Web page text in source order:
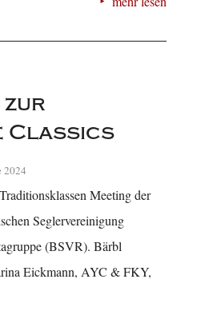
Classics
2024
Meeting der
Seglervereinigung
(BSVR). Bärbl
Eickmann, AYC & FKY,